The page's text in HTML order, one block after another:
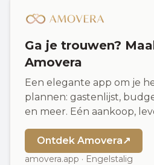
Ga je trouwen?
Amovera
Een elegante app om je
plannen: gastenlijst,
en meer. Eén aankoop,
Ontdek Amovera↗
amovera.app · Engelstalig